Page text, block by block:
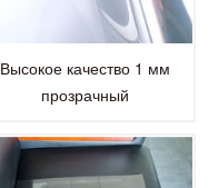
Высокое качество 1 мм
прозрачный
ПЭТ листа для вакуумной
формовки